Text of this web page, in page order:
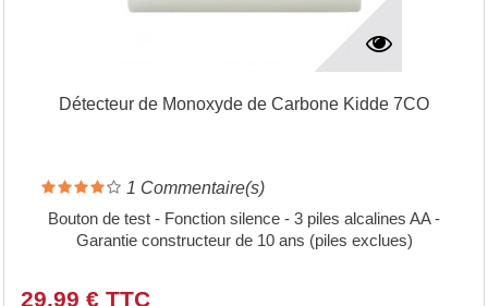
Détecteur de Monoxyde de Carbone Kidde 7CO
1 Commentaire(s)
Bouton de test - Fonction silence - 3 piles alcalines AA -
Garantie constructeur de 10 ans (piles exclues)
29,99 € TTC